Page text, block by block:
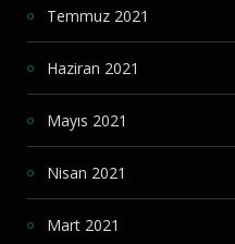
Temmuz 2021
Haziran 2021
Mayıs 2021
Nisan 2021
Mart 2021